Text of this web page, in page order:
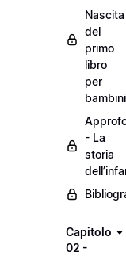
Nascita
del
primo
libro
per
bambini
- La
storia
Capitolo
02 -